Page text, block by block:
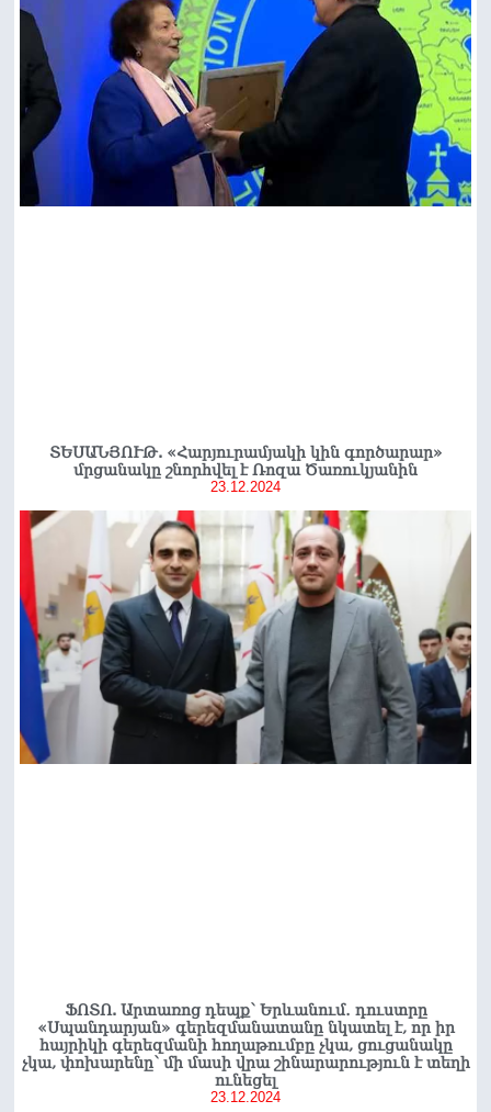
ՏԵՍԱՆՅՈՒԹ. «Հարյուրամյակի կին գործարար»
մրցանակը շնորհվել է Ռոզա Ծառուկյանին
23.12.2024
ՖՈՏՈ. Արտառոց դեպք՝ Երևանում․ դուստրը
«Սպանդարյան» գերեզմանատանը նկատել է, որ իր
հայրիկի գերեզմանի հողաթումբը չկա, ցուցանակը
չկա, փոխարենը՝ մի մասի վրա շինարարություն է տեղի
ունեցել
23.12.2024